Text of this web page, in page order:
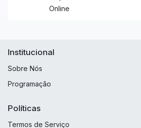
Online
Institucional
Sobre Nós
Programação
Políticas
Termos de Serviço